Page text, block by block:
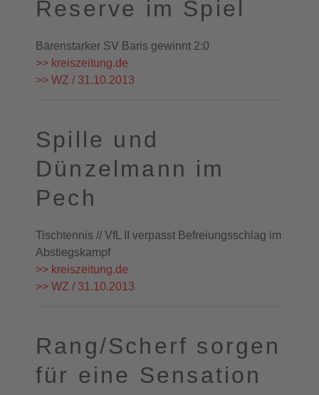
Reserve im Spiel
Bärenstarker SV Baris gewinnt 2:0
>> kreiszeitung.de
>> WZ / 31.10.2013
Spille und
Dünzelmann im
Pech
Tischtennis // VfL II verpasst Befreiungsschlag im
Abstiegskampf
>> kreiszeitung.de
>> WZ / 31.10.2013
Rang/Scherf sorgen
für eine Sensation